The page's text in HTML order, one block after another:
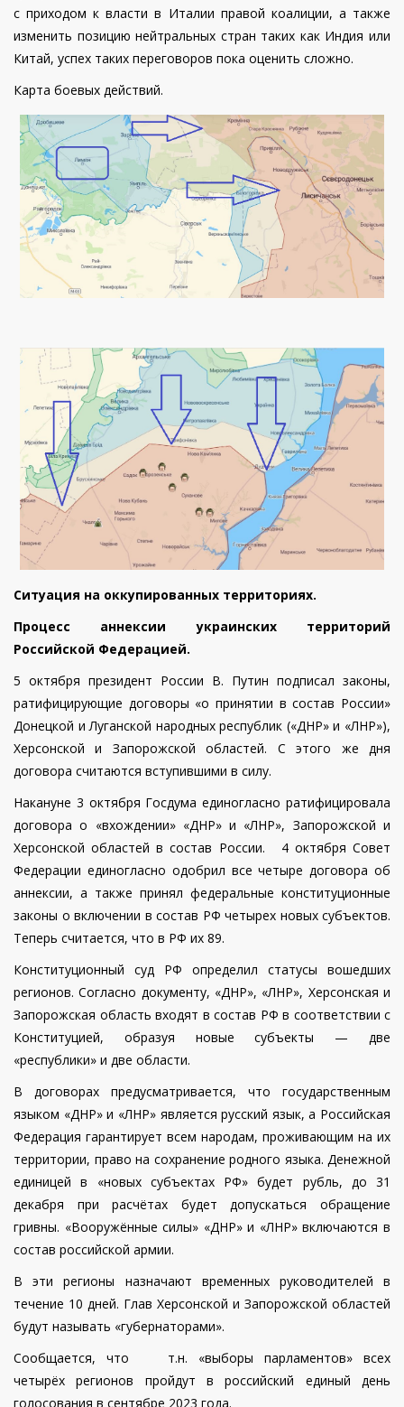
с приходом к власти в Италии правой коалиции, а также
изменить позицию нейтральных стран таких как Индия или
Китай, успех таких переговоров пока оценить сложно.
Карта боевых действий.
Ситуация на оккупированных территориях.
Процесс аннексии украинских территорий
Российской Федерацией.
5 октября президент России В. Путин подписал законы,
ратифицирующие договоры «о принятии в состав России»
Донецкой и Луганской народных республик («ДНР» и «ЛНР»),
Херсонской и Запорожской областей. С этого же дня
договора считаются вступившими в силу.
Накануне 3 октября Госдума единогласно ратифицировала
договора о «вхождении» «ДНР» и «ЛНР», Запорожской и
Херсонской областей в состав России. 4 октября Совет
Федерации единогласно одобрил все четыре договора об
аннексии, а также принял федеральные конституционные
законы о включении в состав РФ четырех новых субъектов.
Теперь считается, что в РФ их 89.
Конституционный суд РФ определил статусы вошедших
регионов. Согласно документу, «ДНР», «ЛНР», Херсонская и
Запорожская область входят в состав РФ в соответствии с
Конституцией, образуя новые субъекты — две
«республики» и две области.
В договорах предусматривается, что государственным
языком «ДНР» и «ЛНР» является русский язык, а Российская
Федерация гарантирует всем народам, проживающим на их
территории, право на сохранение родного языка. Денежной
единицей в «новых субъектах РФ» будет рубль, до 31
декабря при расчётах будет допускаться обращение
гривны. «Вооружённые силы» «ДНР» и «ЛНР» включаются в
состав российской армии.
В эти регионы назначают временных руководителей в
течение 10 дней. Глав Херсонской и Запорожской областей
будут называть «губернаторами».
Сообщается, что т.н. «выборы парламентов» всех
четырёх регионов пройдут в российский единый день
голосования в сентябре 2023 года.